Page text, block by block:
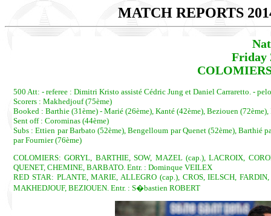
MATCH REPORTS
Friday
500 Att: - referee : Dimitri Kristo assisté Cédric Jung et Daniel Carraretto. -
Scorers : Makhedjouf (75ème)
Booked : Barthie (31ème) - Marié (26ème), Kanté (42ème), Beziouen (72ème),
Sent off : Corominas (44ème)
Subs : Ettien par Barbato (52ème), Bengelloum par Quenet (52ème),
par Fournier (76ème)
COLOMIERS: GORYL, BARTHIE, SOW, MAZEL (cap.), LACROIX,
QUENET, CHEMINE, BARBATO. Entr. : Dominque VEILEX
RED STAR: PLANTE, MARIE, ALLEGRO (cap.), CROS, IELSCH,
MAKHEDJOUF, BEZIOUEN. Entr. : S�bastien ROBERT